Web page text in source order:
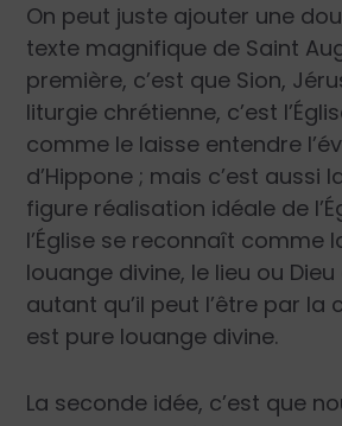
On peut juste ajouter une
texte magnifique de Saint
première, c’est que Sion,
liturgie chrétienne, c’est
comme le laisse entendre
d’Hippone ; mais c’est aussi
figure réalisation idéale de
l’Église se reconnaît comme
louange divine, le lieu ou
autant qu’il peut l’être par la
est pure louange divine.
La seconde idée, c’est que